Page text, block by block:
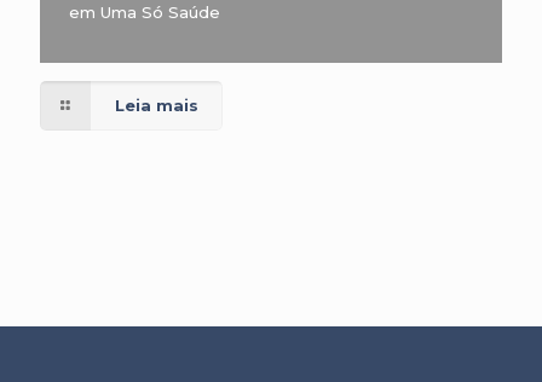
em Uma Só Saúde
Leia mais